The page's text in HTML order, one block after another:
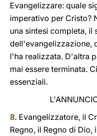
Evangelizzare: quale
imperativo per Cristo?
una sintesi completa, il
dell'evangelizzazione,
l'ha realizzata. D'altra
mai essere terminata.
essenziali.
8. Evangelizzatore, il
Regno, il Regno di